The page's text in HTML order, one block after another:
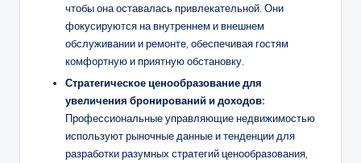
чтобы она оставалась привлекательной. Они
фокусируются на внутреннем и внешнем
обслуживании и ремонте, обеспечивая гостям
комфортную и приятную обстановку.
Стратегическое ценообразование для
увеличения бронирований и доходов:
Профессиональные управляющие недвижимостью
используют рыночные данные и тенденции для
разработки разумных стратегий ценообразования,